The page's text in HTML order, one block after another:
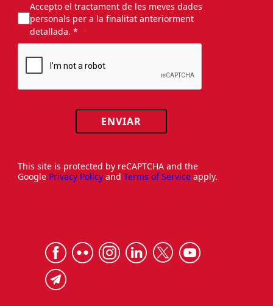
Accepto el tractament de les meves dades
personals per a la finalitat anteriorment
detallada. *
ENVIAR
This site is protected by reCAPTCHA and the
Google Privacy Policy and Terms of Service apply.